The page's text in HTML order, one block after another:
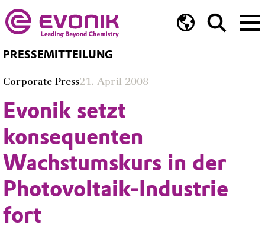
PRESSEMITTEILUNG
Corporate Press21. April 2008
Evonik setzt
konsequenten
Wachstumskurs in der
Photovoltaik-Industrie
fort